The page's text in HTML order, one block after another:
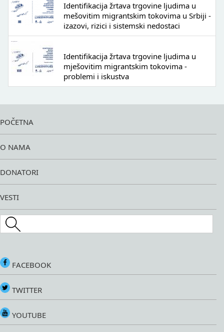
Identifikacija žrtava trgovine ljudima u
mešovitim migrantskim tokovima u Srbiji -
izazovi, rizici i sistemski nedostaci
Identifikacija žrtava trgovine ljudima u
mješovitim migrantskim tokovima -
problemi i iskustva
POČETNA
O NAMA
DONATORI
VESTI
Search this site
FACEBOOK
TWITTER
YOUTUBE